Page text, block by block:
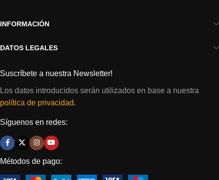
INFORMACIÓN
DATOS LEGALES
Suscríbete a nuestra Newsletter!
Los datos introducidos serán utilizados en base a nuestra
política de privacidad.
Síguenos en redes:
Métodos de pago: